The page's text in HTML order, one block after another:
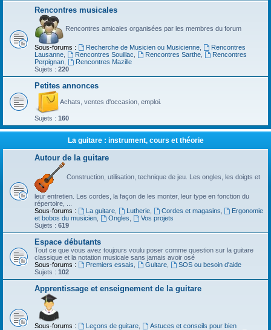
Rencontres musicales
Rencontres amicales organisées par les membres du forum
Sous-forums : Recherche de Musicien ou Musicienne,
Rencontres
Lausanne
Rencontres Souillac Rencontres Sarthe,
Rencontres
Perpignan
Rencontres Mazille
Sujets : 220
Petites annonces
Achats, ventes d'occasion, emploi.
Sujets : 160
La guitare : instrument, cours et théorie
Autour de la guitare
Construction, utilisation, technique de jeu. Les ongles, les doigts et
leur entretien. Les cordes, la façon de les monter, leur type en fonction du
répertoire, ...
Sous-forums :
La guitare, Lutherie, Cordes et magasins
Ergonomie
et bobos du musicien
Ongles
Vos projets
Sujets : 619
Espace débutants
Tout ce que vous avez toujours voulu poser comme question sur la guitare
classique et la notation musicale sans jamais avoir osé
Sous-forums :
Premiers essais Guitare,
SOS ou besoin d'aide
Sujets : 102
Apprentissage et enseignement de la guitare
Sous-forums : Leçons de guitare,
Astuces et conseils pour bien